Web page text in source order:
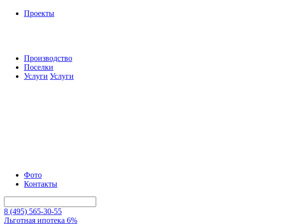
Проекты
Производство
Поселки
Услуги Услуги
Фото
Контакты
8 (495) 565-30-55
Льготная ипотека 6%